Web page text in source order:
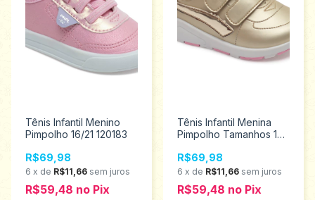
Tênis Infantil Menino
Pimpolho 16/21 120183
R$69,98
6 x de R$11,66 sem juros
R$59,48 no Pix
Tênis Infantil Menina
Pimpolho Tamanhos 16
R$69,98
6 x de R$11,66 sem juros
R$59,48 no Pix